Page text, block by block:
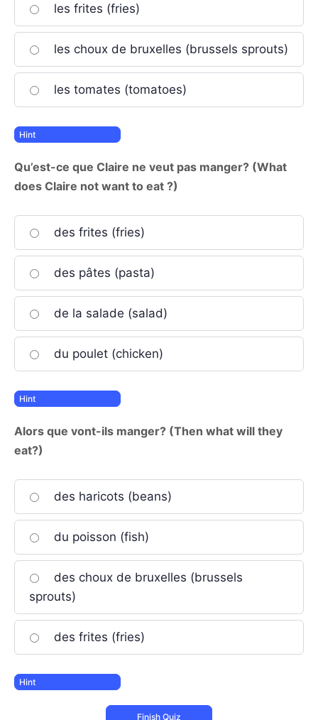
les frites (fries)
les choux de bruxelles (brussels sprouts)
les tomates (tomatoes)
Qu’est-ce que Claire ne veut pas manger? (What
does Claire not want to eat ?)
des frites (fries)
des pâtes (pasta)
de la salade (salad)
du poulet (chicken)
Alors que vont-ils manger? (Then what will they
eat?)
des haricots (beans)
du poisson (fish)
des choux de bruxelles (brussels
sprouts)
des frites (fries)